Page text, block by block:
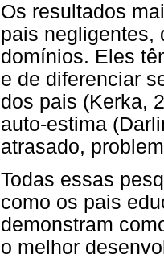
Os resultados
pais negligentes,
domínios. Eles
e de diferenciar
dos pais (Kerka,
auto-estima
atrasado,
Todas essas
como os pais
demonstram
o melhor